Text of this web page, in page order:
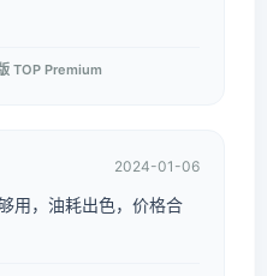
TOP Premium
2024-01-06
用，油耗出色，价格合